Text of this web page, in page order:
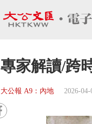
專家解讀/跨
大公報 A9：內地 2026-04-